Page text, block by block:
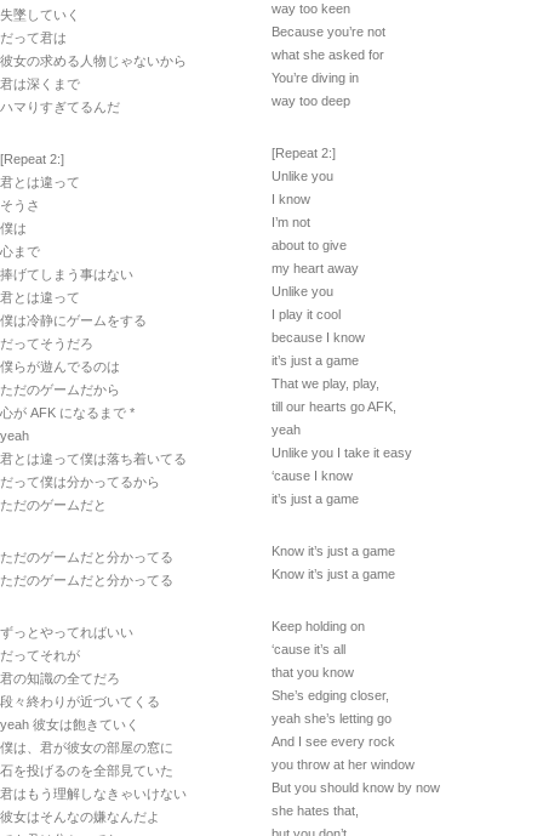
失墜していく
だって君は
彼女の求める人物じゃないから
君は深くまで
ハマりすぎてるんだ
[Repeat 2:]
君とは違って
そうさ
僕は
心まで
捧げてしまう事はない
君とは違って
僕は冷静にゲームをする
だってそうだろ
僕らが遊んでるのは
ただのゲームだから
心が AFK になるまで *
yeah
君とは違って僕は落ち着いてる
だって僕は分かってるから
ただのゲームだと
ただのゲームだと分かってる
ただのゲームだと分かってる
ずっとやってればいい
だってそれが
君の知識の全てだろ
段々終わりが近づいてくる
yeah 彼女は飽きていく
僕は、君が彼女の部屋の窓に
石を投げるのを全部見ていた
君はもう理解しなきゃいけない
彼女はそんなの嫌なんだよ
way too keen
Because you’re not
what she asked for
You’re diving in
way too deep
[Repeat 2:]
Unlike you
I know
I’m not
about to give
my heart away
Unlike you
I play it cool
because I know
it’s just a game
That we play, play,
till our hearts go AFK,
yeah
Unlike you I take it easy
‘cause I know
it’s just a game
Know it’s just a game
Know it’s just a game
Keep holding on
‘cause it’s all
that you know
She’s edging closer,
yeah she’s letting go
And I see every rock
you throw at her window
But you should know by now
she hates that,